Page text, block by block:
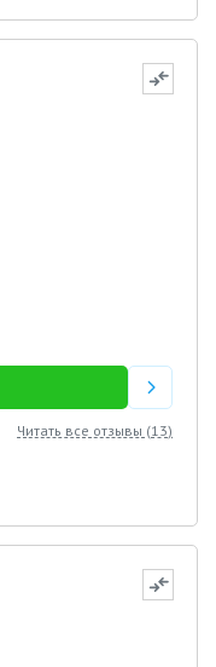
Читать все отзывы (13)